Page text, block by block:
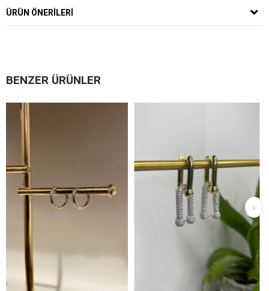
ÜRÜN ÖNERILERI
BENZER ÜRÜNLER